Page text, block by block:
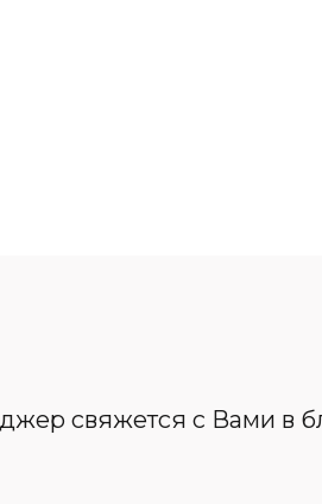
свяжется с Вами в